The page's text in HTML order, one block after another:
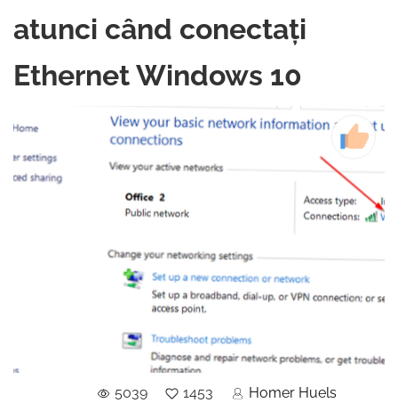
atunci când conectați
Ethernet Windows 10
5039 1453 Homer Huels